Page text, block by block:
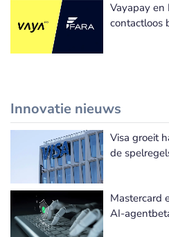
Vayapay en
contactloos
Innovatie nieuws
Visa groeit
de
Mastercard
AI-